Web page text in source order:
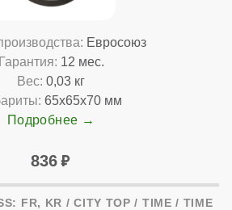
Евросоюз
Гарантия: 12 мес.
Вес: 0,03 кг
65x65x70 мм
Подробнее
836
FR, KR / CITY TOP / TIME / TIME